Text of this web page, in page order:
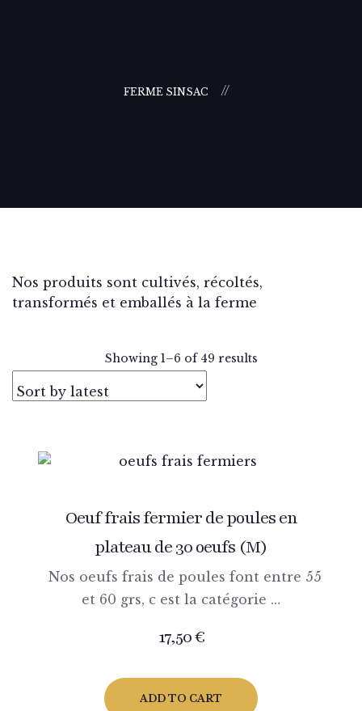
FERME SINSAC
Nos produits sont cultivés, récoltés,
transformés et emballés à la ferme
Showing 1–6 of 49 results
Oeuf frais fermier de poules en
plateau de 30 oeufs (M)
Nos oeufs frais de poules font entre 55
et 60 grs, c est la catégorie …
17,50€
ADD TO CART